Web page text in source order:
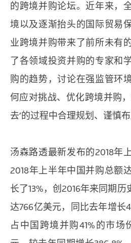
的跨境并购论坛。近年来，
境以及逐渐抬头的国际贸易
业跨境并购带来了前所未有
了各领域投资并购的专家和
购的趋势，讨论在强监管环
何应对挑战、优化跨境并购
去’的过程中合理规划、谨慎
汤森路透最新发布的2018年
2018年上半年中国并购总额
长了13%，创2016年来同期
达766亿美元，同比去年增长
占中国跨境并购41%的市场